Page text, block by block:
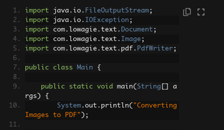
site.pdf"));
}
catch (IOException
n)
{
throw
new
RuntimeException
("Error converting images to PDF from
exception.getMessage
}
}
import java . io . FileOutputStream;
import java . io . IOException ;
import com . lowagie . text . Document ;
import com . lowagie . text . Image ;
import com . lowagie . text . pdf . PdfWriter ;
public class Main {
public static void main( String
a
rgs )
{
System . out . println( "Converting
Images to PDF" );